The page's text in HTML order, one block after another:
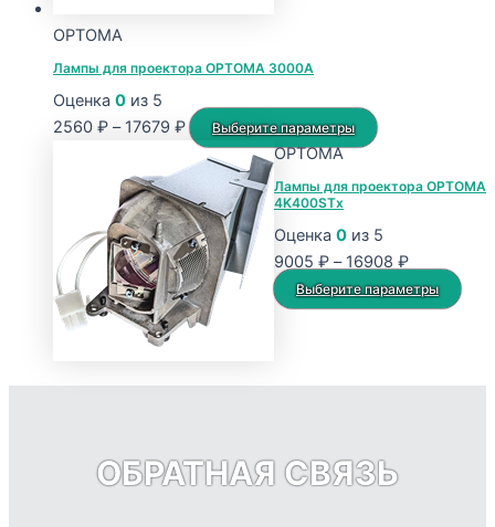
OPTOMA
Лампы для проектора OPTOMA 3000A
Оценка 0 из 5
2560 ₽ – 17679 ₽Диапазон
цен:
2560 ₽
–
17679 ₽
Выберите параметры
Этот
имеет
вариаций.
Опции
можно
выбрать
товара.
OPTOMA
Лампы для проектора OPTOMA
4K400STx
Оценка 0 из 5
9005 ₽ – 16908 ₽Диапазон
цен:
9005 ₽
Выберите параметры
ОБРАТНАЯ СВЯЗЬ